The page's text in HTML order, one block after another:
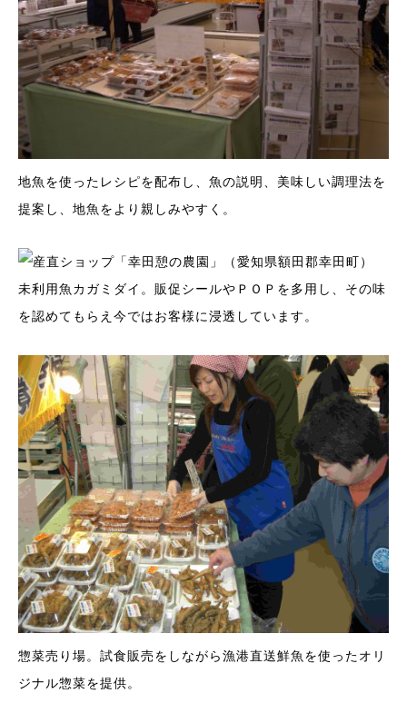
地魚を使ったレシピを配布し、魚の説明、美味しい調理法を
提案し、地魚をより親しみやすく。
未利用魚カガミダイ。販促シールやＰＯＰを多用し、その味
を認めてもらえ今ではお客様に浸透しています。
惣菜売り場。試食販売をしながら漁港直送鮮魚を使ったオリ
ジナル惣菜を提供。